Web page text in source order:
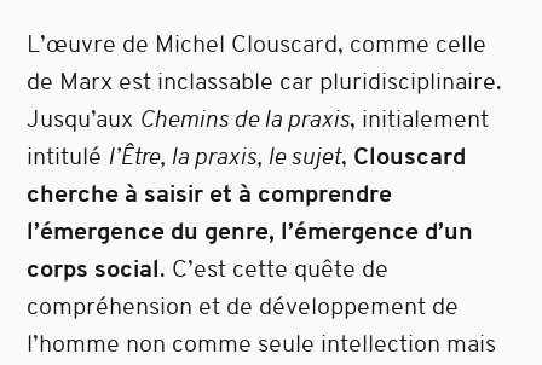
L’œuvre de Michel Clouscard, comme celle
de Marx est inclassable car pluridisciplinaire.
Jusqu’aux Chemins de la praxis, initialement
intitulé l’Être, la praxis, le sujet, Clouscard
cherche à saisir et à comprendre
l’émergence du genre, l’émergence d’un
corps social. C’est cette quête de
compréhension et de développement de
l’homme non comme seule intellection mais